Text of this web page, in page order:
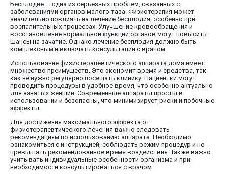
Бесплодие — одна из серьезных проблем, связанных с
заболеваниями органов малого таза. Физиотерапия может
значительно повлиять на лечение бесплодия, особенно при
воспалительных процессах. Улучшение кровообращения и
восстановление нормальной функции органов могут повысить
шансы на зачатие. Однако лечение бесплодия должно быть
комплексным и включать консультации с врачом.
Использование физиотерапевтического аппарата дома имеет
множество преимуществ. Это экономит время и средства, так
как не нужно регулярно посещать клинику. Пациентки могут
проводить процедуры в удобное время, что особенно актуально
для занятых женщин. Современные аппараты просты в
использовании и безопасны, что минимизирует риски и побочные
эффекты.
Для достижения максимального эффекта от
физиотерапевтического лечения важно следовать
рекомендациям по использованию аппарата. Необходимо
ознакомиться с инструкцией, соблюдать режим процедур и не
превышать рекомендованное время воздействия. Также важно
учитывать индивидуальные особенности организма и при
необходимости консультироваться с врачом.